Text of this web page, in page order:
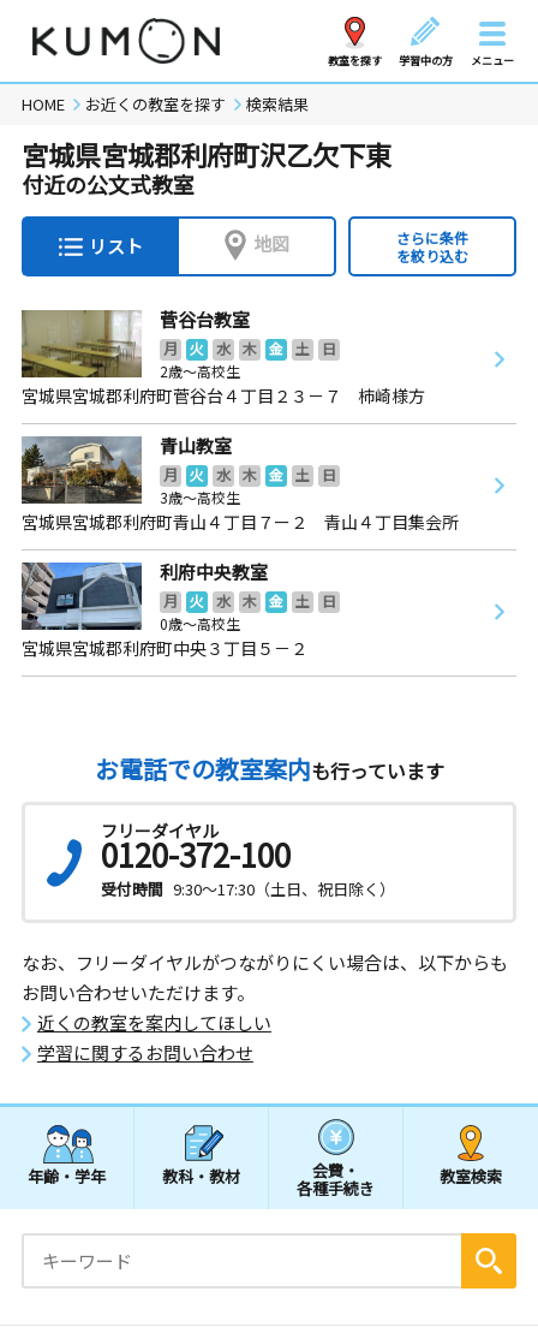
教室を探す 学習中の方 メニュー
HOME お近くの教室を探す 検索結果
宮城県宮城郡利府町沢乙欠下東
付近の公文式教室
リスト 地図
さらに条件
を絞り込む
菅谷台教室
月 火 水 木 金 土
日
2歳～高校生
宮城県宮城郡利府町菅谷台４丁目２３－７ 柿崎様方
青山教室
月 火 水 木 金 土
日
3歳～高校生
宮城県宮城郡利府町青山４丁目７ー２ 青山４丁目集会所
利府中央教室
月 火 水 木 金 土
日
0歳～高校生
宮城県宮城郡利府町中央３丁目５－２
お電話での教室案内も行っています
フリーダイヤル
0120-372-100
受付時間 9:30～17:30（土日、祝日除く）
なお、フリーダイヤルがつながりにくい場合は、以下からも
お問い合わせいただけます。
近くの教室を案内してほしい
学習に関するお問い合わせ
年齢・学年 教科・教材 会費・
各種手続き
教室検索